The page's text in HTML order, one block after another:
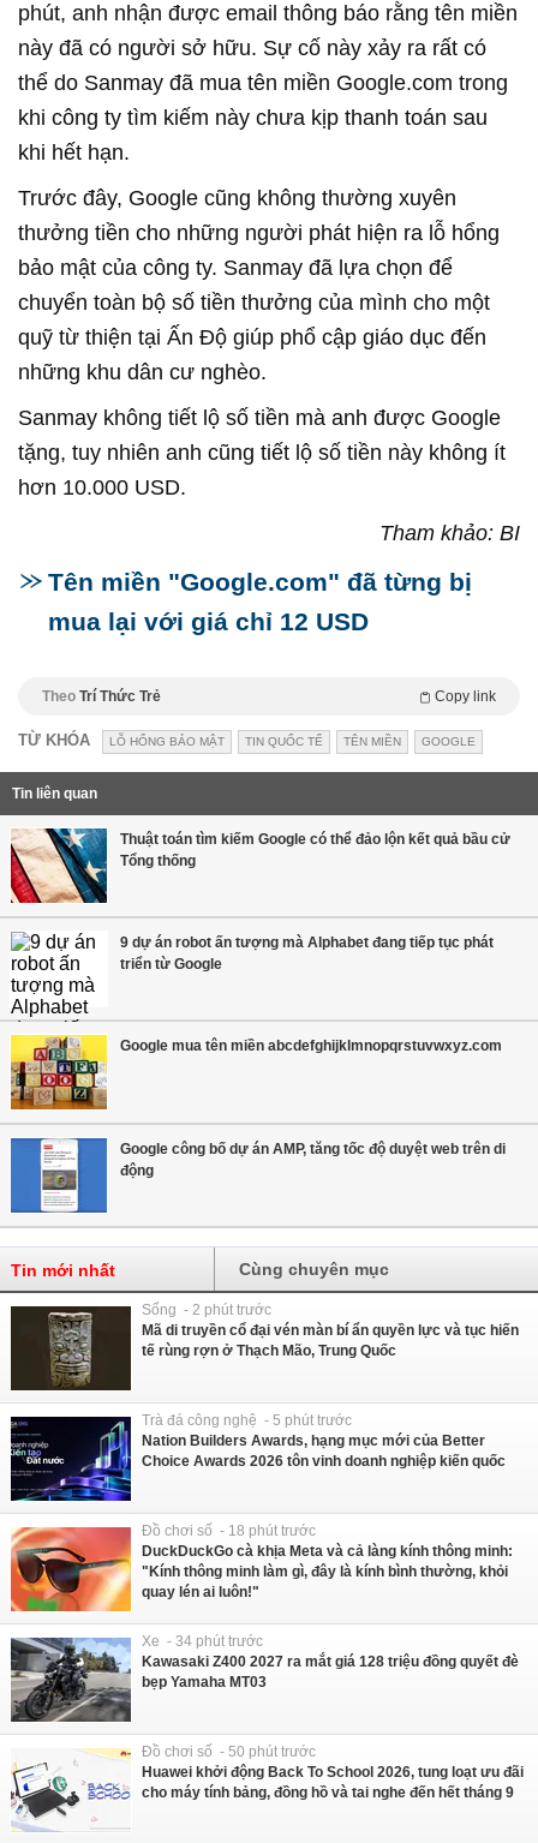
phút, anh nhận được email thông báo rằng tên miền
này đã có người sở hữu. Sự cố này xảy ra rất có
thể do Sanmay đã mua tên miền Google.com trong
khi công ty tìm kiếm này chưa kịp thanh toán sau
khi hết hạn.
Trước đây, Google cũng không thường xuyên
thưởng tiền cho những người phát hiện ra lỗ hổng
bảo mật của công ty. Sanmay đã lựa chọn để
chuyển toàn bộ số tiền thưởng của mình cho một
quỹ từ thiện tại Ấn Độ giúp phổ cập giáo dục đến
những khu dân cư nghèo.
Sanmay không tiết lộ số tiền mà anh được Google
tặng, tuy nhiên anh cũng tiết lộ số tiền này không ít
hơn 10.000 USD.
Tham khảo: BI
Tên miền "Google.com" đã từng bị
mua lại với giá chỉ 12 USD
Theo Trí Thức Trẻ Copy link
TỪ KHÓA LỖ HỔNG BẢO MẬT TIN QUỐC TẾ TÊN MIỀN GOOGLE
Tin liên quan
Thuật toán tìm kiếm Google có thể đảo lộn kết quả bầu cử
Tổng thống
9 dự án robot ấn tượng mà Alphabet đang tiếp tục phát
triển từ Google
Google mua tên miền abcdefghijklmnopqrstuvwxyz.com
Google công bố dự án AMP, tăng tốc độ duyệt web trên di
động
Tin mới nhất Cùng chuyên mục
Sống - 2 phút trước
Mã di truyền cổ đại vén màn bí ẩn quyền lực và tục hiến
tế rùng rợn ở Thạch Mão, Trung Quốc
Trà đá công nghệ - 5 phút trước
Nation Builders Awards, hạng mục mới của Better
Choice Awards 2026 tôn vinh doanh nghiệp kiến quốc
Đồ chơi số - 18 phút trước
DuckDuckGo cà khịa Meta và cả làng kính thông minh:
"Kính thông minh làm gì, đây là kính bình thường, khỏi
quay lén ai luôn!"
Xe - 34 phút trước
Kawasaki Z400 2027 ra mắt giá 128 triệu đồng quyết đè
bẹp Yamaha MT03
Đồ chơi số - 50 phút trước
Huawei khởi động Back To School 2026, tung loạt ưu đãi
cho máy tính bảng, đồng hồ và tai nghe đến hết tháng 9